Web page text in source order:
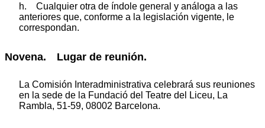
h. Cualquier otra de índole general y análoga a las
anteriores que, conforme a la legislación vigente, le
correspondan.
Novena. Lugar de reunión.
La Comisión Interadministrativa celebrará sus reuniones
en la sede de la Fundació del Teatre del Liceu, La
Rambla, 51-59, 08002 Barcelona.